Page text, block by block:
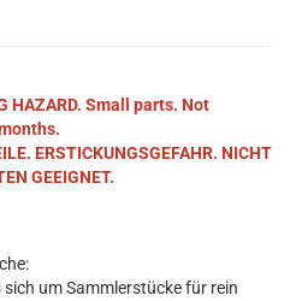
HAZARD. Small parts. Not
ERSTICKUNGSGEFAHR. NICHT
GEEIGNET.
um Sammlerstücke für rein